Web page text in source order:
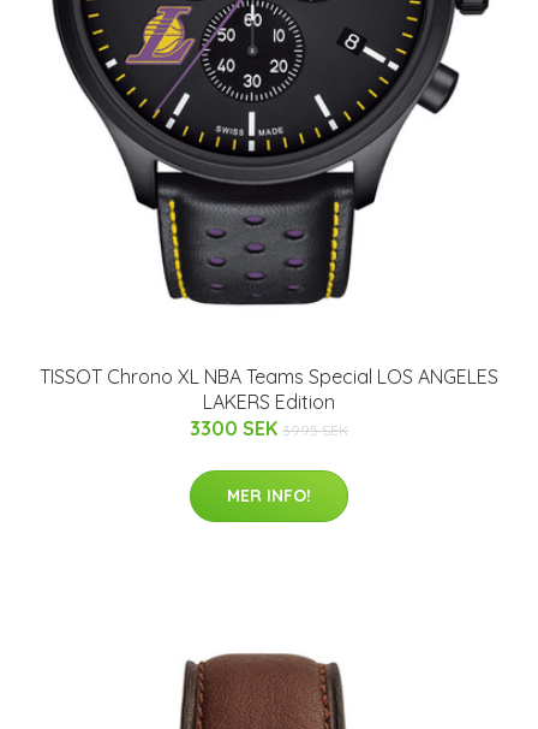
TISSOT Chrono XL NBA Teams Special LOS ANGELES
LAKERS Edition
3300 SEK 3995 SEK
MER INFO!